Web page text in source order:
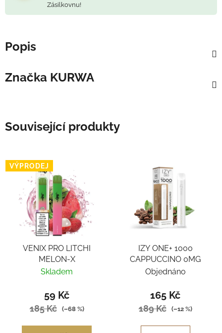
Zásilkovnu!
Popis
Značka KURWA
Související produkty
VÝPRODEJ
VENIX PRO LITCHI
MELON-X
Skladem
59 Kč
185 Kč (–68 %)
IZY ONE+ 1000
CAPPUCCINO 0MG
Objednáno
165 Kč
189 Kč (–12 %)